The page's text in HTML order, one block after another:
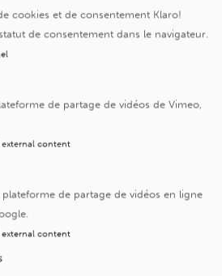
: de 11h00 à
en permanence
bienvenus 7j/7 et 24h/24.
se font avec une limite de
en plus des parents.
la maternité
cookies et de consentement Klaro!
de consentement dans le navigateur.
de partage de vidéos de Vimeo,
external content
plateforme de partage de vidéos en ligne
external content